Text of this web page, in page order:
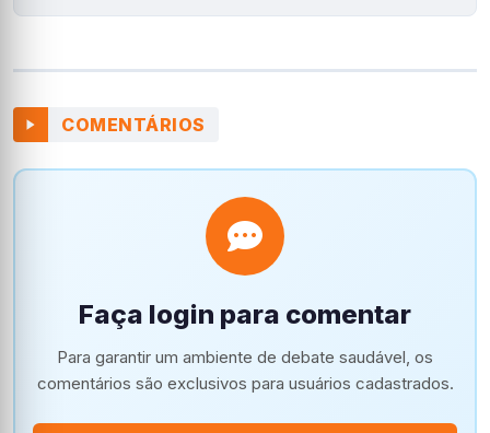
COMENTÁRIOS
Faça login para comentar
Para garantir um ambiente de debate saudável, os
comentários são exclusivos para usuários cadastrados.